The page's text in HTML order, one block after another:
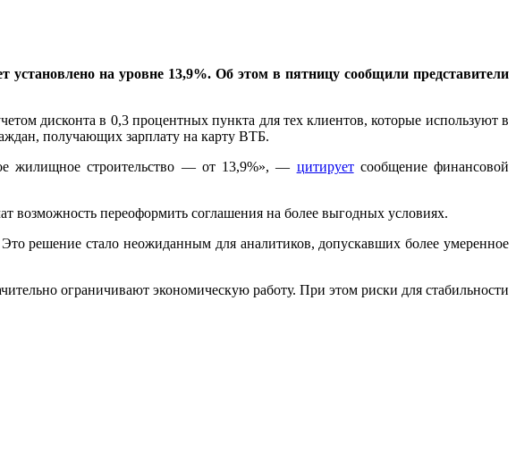
на уровне 13,9%. Об этом в пятницу сообщили представители
дисконта в 0,3 процентных пункта для тех клиентов, которые используют в
получающих зарплату на карту ВТБ.
жилищное строительство — от 13,9%», — цитируетсообщение финансовой
возможность переоформить соглашения на более выгодных условиях.
решение стало неожиданным для аналитиков, допускавших более умеренное
ограничивают экономическую работу. При этом риски для стабильности